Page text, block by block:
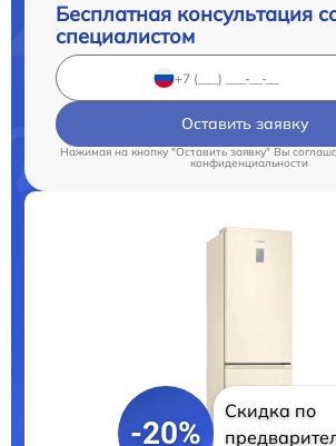
Бесплатная консультация
специалистом
Оставить заявку
Нажимая на кнопку "Оставить заявку" Вы
конфиденциальности
-20%
Скидка по